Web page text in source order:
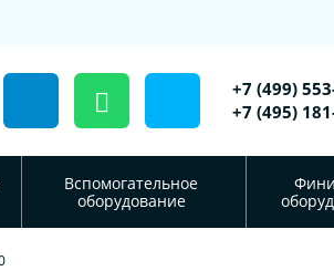
+7 (499)
+7 (495)
Вспомогательное
оборудование